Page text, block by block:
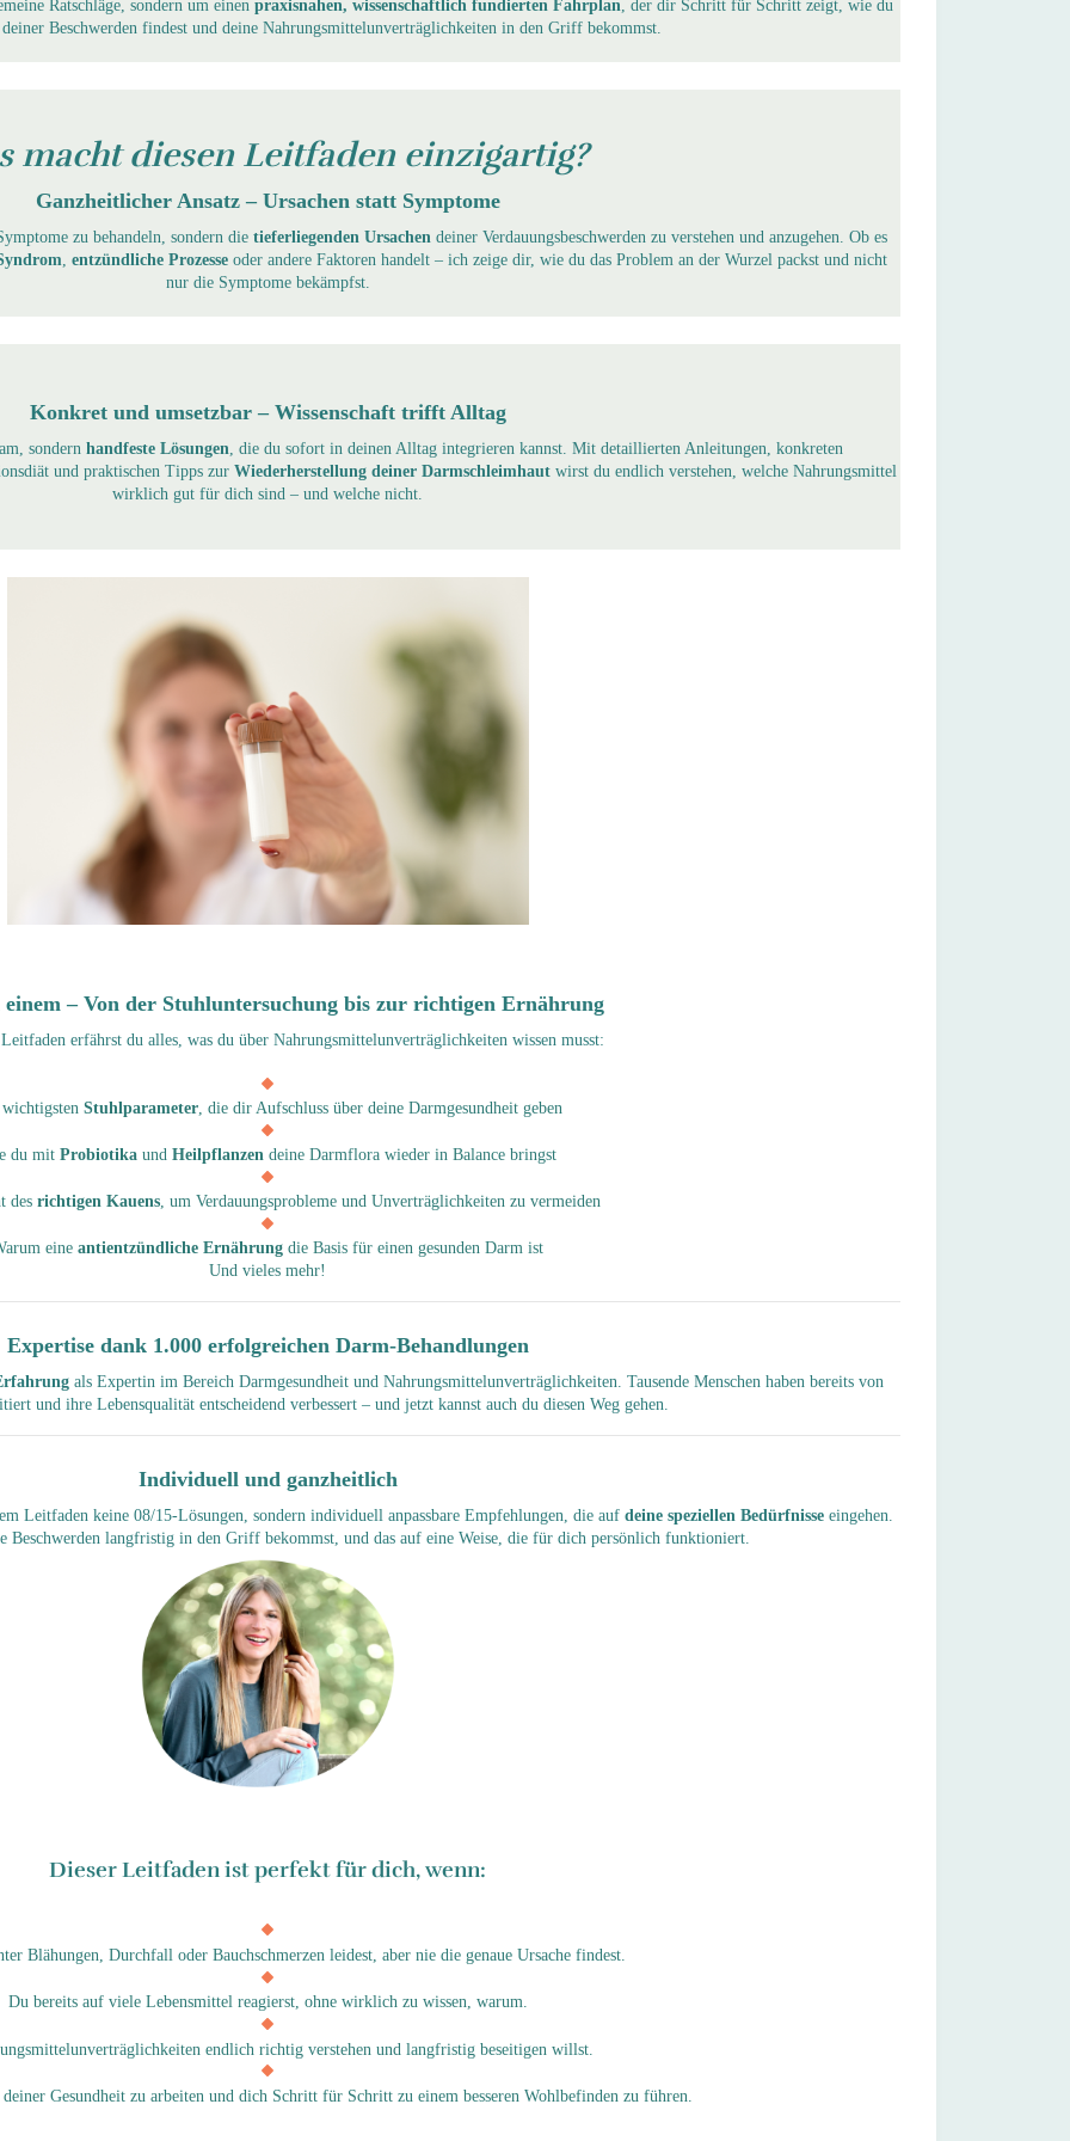
Ratschläge, sondern um einen praxisnahen, wissenschaftlich fundierten Fahrplan , der dir Schritt für Schritt zeigt, wie du
Beschwerden findest und deine Nahrungsmittelunverträglichkeiten in den Griff bekommst.
macht diesen Leitfaden einzigartig?
Ganzheitlicher Ansatz – Ursachen statt Symptome
zu behandeln, sondern die tieferliegenden Ursachen deiner Verdauungsbeschwerden zu verstehen und anzugehen. Ob es
entzündliche Prozesseoder andere Faktoren handelt – ich zeige dir, wie du das Problem an der Wurzel packst und nicht
nur die Symptome bekämpfst.
Konkret und umsetzbar – Wissenschaft trifft Alltag
sondern handfeste Lösungen , die du sofort in deinen Alltag integrieren kannst. Mit detaillierten Anleitungen, konkreten
und praktischen Tipps zur Wiederherstellung deiner Darmschleimhautwirst du endlich verstehen, welche Nahrungsmittel
wirklich gut für dich sind – und welche nicht.
– Von der Stuhluntersuchung bis zur richtigen Ernährung
erfährst du alles, was du über Nahrungsmittelunverträglichkeiten wissen musst:
Stuhlparameter, die dir Aufschluss über deine Darmgesundheit geben
du mit Probiotikaund Heilpflanzendeine Darmflora wieder in Balance bringst
des richtigen Kauens, um Verdauungsprobleme und Unverträglichkeiten zu vermeiden
eine antientzündliche Ernährung die Basis für einen gesunden Darm ist
Und vieles mehr!
Expertise dank 1.000 erfolgreichen Darm-Behandlungen
als Expertin im Bereich Darmgesundheit und Nahrungsmittelunverträglichkeiten. Tausende Menschen haben bereits von
und ihre Lebensqualität entscheidend verbessert – und jetzt kannst auch du diesen Weg gehen.
Individuell und ganzheitlich
Leitfaden keine 08/15-Lösungen, sondern individuell anpassbare Empfehlungen, die auf deine speziellen Bedürfnisseeingehen.
Beschwerden langfristig in den Griff bekommst, und das auf eine Weise, die für dich persönlich funktioniert.
Dieser Leitfaden ist perfekt für dich, wenn:
Blähungen, Durchfall oder Bauchschmerzen leidest, aber nie die genaue Ursache findest.
Du bereits auf viele Lebensmittel reagierst, ohne wirklich zu wissen, warum.
endlich richtig verstehen und langfristig beseitigen willst.
Gesundheit zu arbeiten und dich Schritt für Schritt zu einem besseren Wohlbefinden zu führen.